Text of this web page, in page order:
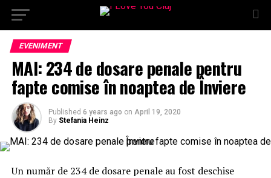
EVENIMENT
MAI: 234 de dosare penale pentru
fapte comise în noaptea de Înviere
Published 6 years ago on April 19, 2020
By Stefania Heinz
Un număr de 234 de dosare penale au fost deschise